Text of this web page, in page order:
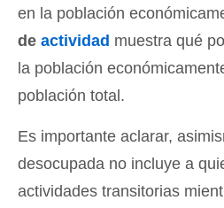
en la población
de actividad muestra qué
la población
población total.
Es importante aclarar,
desocupada no incluye a
actividades transitorias